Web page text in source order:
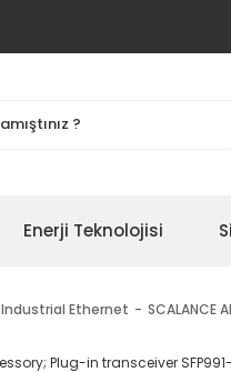
Enerji Teknolojisi
Industrial Ethernet SCALANCE